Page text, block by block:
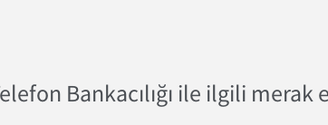
Bankacılığı ile ilgili